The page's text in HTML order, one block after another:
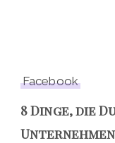
Facebook
8 Dinge, die